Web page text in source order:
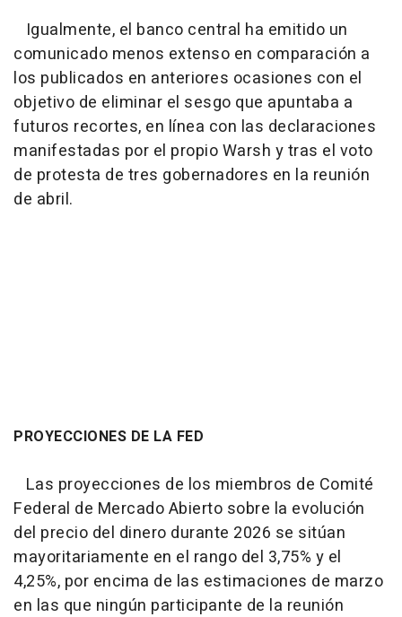
Igualmente, el banco central ha emitido un
comunicado menos extenso en comparación a
los publicados en anteriores ocasiones con el
objetivo de eliminar el sesgo que apuntaba a
futuros recortes, en línea con las declaraciones
manifestadas por el propio Warsh y tras el voto
de protesta de tres gobernadores en la reunión
de abril.
PROYECCIONES DE LA FED
Las proyecciones de los miembros de Comité
Federal de Mercado Abierto sobre la evolución
del precio del dinero durante 2026 se sitúan
mayoritariamente en el rango del 3,75% y el
4,25%, por encima de las estimaciones de marzo
en las que ningún participante de la reunión